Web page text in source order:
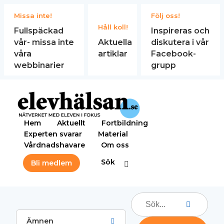
Missa inte!
Fullspäckad
vår- missa inte
våra
webbinarier
Håll koll!
Aktuella
artiklar
Följ oss!
Inspireras och
diskutera i vår
Facebook-
grupp
Hem Aktuellt
Fortbildning
Experten svarar
Material
Vårdnadshavare
Om oss
Bli medlem
Sök
Ämnen